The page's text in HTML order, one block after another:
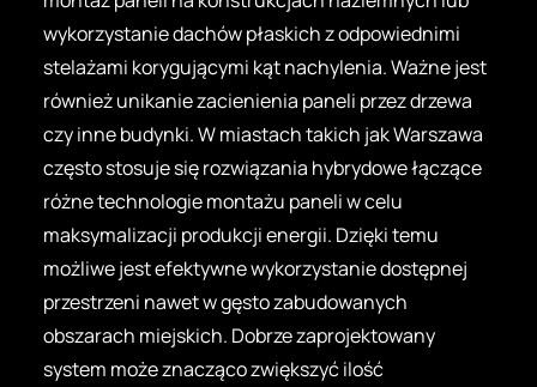
wykorzystanie dachów płaskich z odpowiednimi
stelażami korygującymi kąt nachylenia. Ważne jest
również unikanie zacienienia paneli przez drzewa
czy inne budynki. W miastach takich jak Warszawa
często stosuje się rozwiązania hybrydowe łączące
różne technologie montażu paneli w celu
maksymalizacji produkcji energii. Dzięki temu
możliwe jest efektywne wykorzystanie dostępnej
przestrzeni nawet w gęsto zabudowanych
obszarach miejskich. Dobrze zaprojektowany
system może znacząco zwiększyć ilość